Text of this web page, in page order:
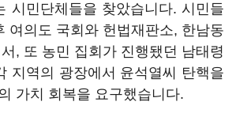
시민단체들을 찾았습니다. 시민들
여의도 국회와 헌법재판소, 한남동
, 또 농민 집회가 진행됐던 남태령
지역의 광장에서 윤석열씨 탄핵을
가치 회복을 요구했습니다.